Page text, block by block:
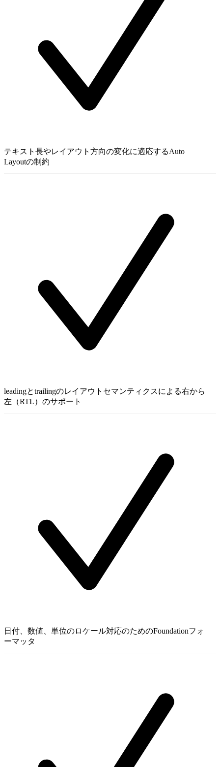
テキスト長やレイアウト方向の変化に適応するAuto
Layoutの制約
leadingとtrailingのレイアウトセマンティクスによる右から
左（RTL）のサポート
日付、数値、単位のロケール対応のためのFoundationフォ
ーマッタ